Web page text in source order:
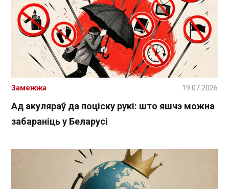
Ад акуляраў да поціску рукі: што яшчэ можна
забараніць у Беларусі
Замежжа 19.07.2026